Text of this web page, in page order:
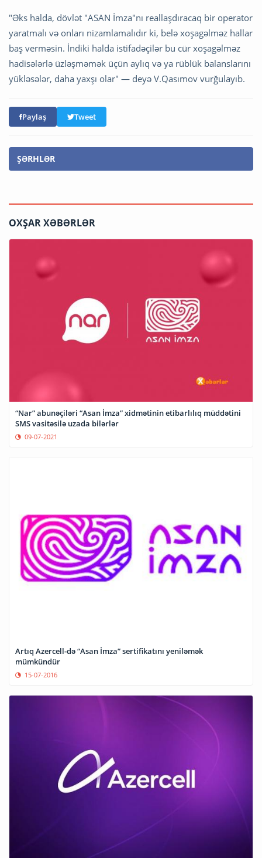
"Əks halda, dövlət "ASAN İmza"nı reallaşdıracaq bir operator
yaratmalı və onları nizamlamalıdır ki, belə xoşagəlməz hallar
baş verməsin. İndiki halda istifadəçilər bu cür xoşagəlməz
hadisələrlə üzləşməmək üçün aylıq və ya rüblük balanslarını
yükləsələr, daha yaxşı olar" — deyə V.Qasımov vurğulayıb.
Paylaş Tweet
ŞƏRHLƏR
OXŞAR XƏBƏRLƏR
“Nar” abunəçiləri “Asan İmza” xidmətinin etibarlılıq müddətini
SMS vasitəsilə uzada bilərlər
09-07-2021
Artıq Azercell-də “Asan İmza” sertifikatını yeniləmək
mümkündür
15-07-2016